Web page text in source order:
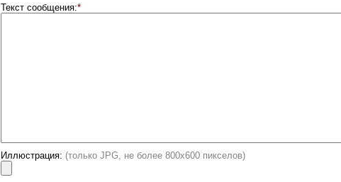
Текст сообщения:*
Иллюстрация: (только JPG, не более 800х600 пикселов)